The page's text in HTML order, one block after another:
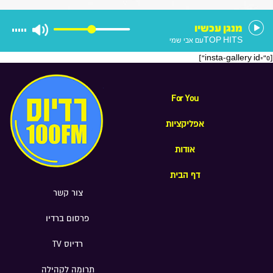
מנגן עכשיו
TOP HITSעם אבי שמי
[insta-gallery id="0"]
For You
אפליקציות
אודות
דף הבית
צור קשר
פרסום ברדיו
רדיוס TV
תרומה לקהילה